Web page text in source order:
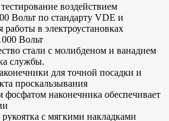
воздействием
Вольт по стандарту VDE и
работы в электроустановках
Вольт
стали с молибденом и ванадием
службы.
для точной посадки и
проскальзывания
наконечника обеспечивает
с мягкими накладками